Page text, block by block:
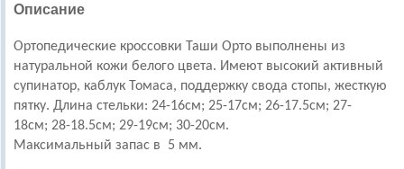
Описание
Ортопедические кроссовки Таши Орто выполнены из
натуральной кожи белого цвета. Имеют высокий активный
супинатор, каблук Томаса, поддержку свода стопы, жесткую
пятку. Длина стельки: 24-16см; 25-17см; 26-17.5см; 27-
18см; 28-18.5см; 29-19см; 30-20см.
Максимальный запас в 5 мм.